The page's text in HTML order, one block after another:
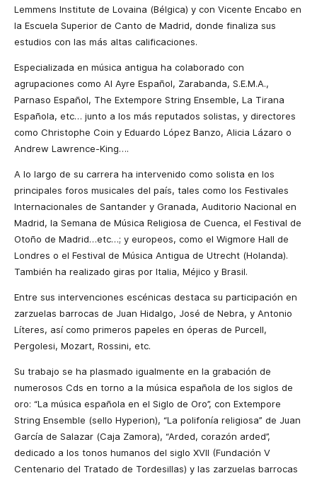
Lemmens Institute de Lovaina (Bélgica) y con Vicente Encabo en
la Escuela Superior de Canto de Madrid, donde finaliza sus
estudios con las más altas calificaciones.
Especializada en música antigua ha colaborado con
agrupaciones como Al Ayre Español, Zarabanda, S.E.M.A.,
Parnaso Español, The Extempore String Ensemble, La Tirana
Española, etc… junto a los más reputados solistas, y directores
como Christophe Coin y Eduardo López Banzo, Alicia Lázaro o
Andrew Lawrence-King….
A lo largo de su carrera ha intervenido como solista en los
principales foros musicales del país, tales como los Festivales
Internacionales de Santander y Granada, Auditorio Nacional en
Madrid, la Semana de Música Religiosa de Cuenca, el Festival de
Otoño de Madrid…etc…; y europeos, como el Wigmore Hall de
Londres o el Festival de Música Antigua de Utrecht (Holanda).
También ha realizado giras por Italia, Méjico y Brasil.
Entre sus intervenciones escénicas destaca su participación en
zarzuelas barrocas de Juan Hidalgo, José de Nebra, y Antonio
Líteres, así como primeros papeles en óperas de Purcell,
Pergolesi, Mozart, Rossini, etc.
Su trabajo se ha plasmado igualmente en la grabación de
numerosos Cds en torno a la música española de los siglos de
oro: “La música española en el Siglo de Oro”, con Extempore
String Ensemble (sello Hyperion), “La polifonía religiosa” de Juan
García de Salazar (Caja Zamora), “Arded, corazón arded”,
dedicado a los tonos humanos del siglo XVII (Fundación V
Centenario del Tratado de Tordesillas) y las zarzuelas barrocas